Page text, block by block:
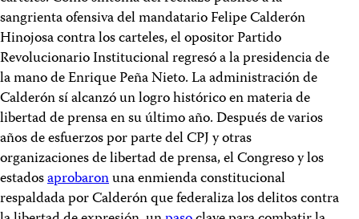
sangrienta ofensiva del mandatario Felipe Calderón
Hinojosa contra los carteles, el opositor Partido
Revolucionario Institucional regresó a la presidencia de
la mano de Enrique Peña Nieto. La administración de
Calderón sí alcanzó un logro histórico en materia de
libertad de prensa en su último año. Después de varios
años de esfuerzos por parte del CPJ y otras
organizaciones de libertad de prensa, el Congreso y los
estadosaprobaronuna enmienda constitucional
respaldada por Calderón que federaliza los delitos contra